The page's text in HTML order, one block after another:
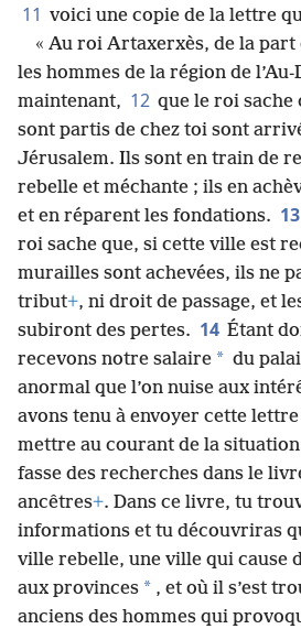
11 voici une copie de la lettre
« Au roi Artaxerxès, de la part
les hommes de la région de
maintenant, 12 que le roi sache
sont partis de chez toi sont
Jérusalem. Ils sont en train de
rebelle et méchante ; ils en
et en réparent les fondations. 13
roi sache que, si cette ville est
murailles sont achevées, ils ne
tribut+, ni droit de passage, et
subiront des pertes. 14 Étant
recevons notre salaire * du
anormal que l’on nuise aux
avons tenu à envoyer cette
mettre au courant de la
fasse des recherches dans le
ancêtres+. Dans ce livre, tu
informations et tu découvriras
ville rebelle, une ville qui cause
aux provinces * , et où il s’est
anciens des hommes qui